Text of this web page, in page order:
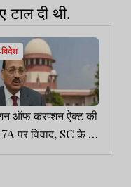
दी थी.
ऑफ करप्शन ऐक्ट की
राय अलग-अलग,